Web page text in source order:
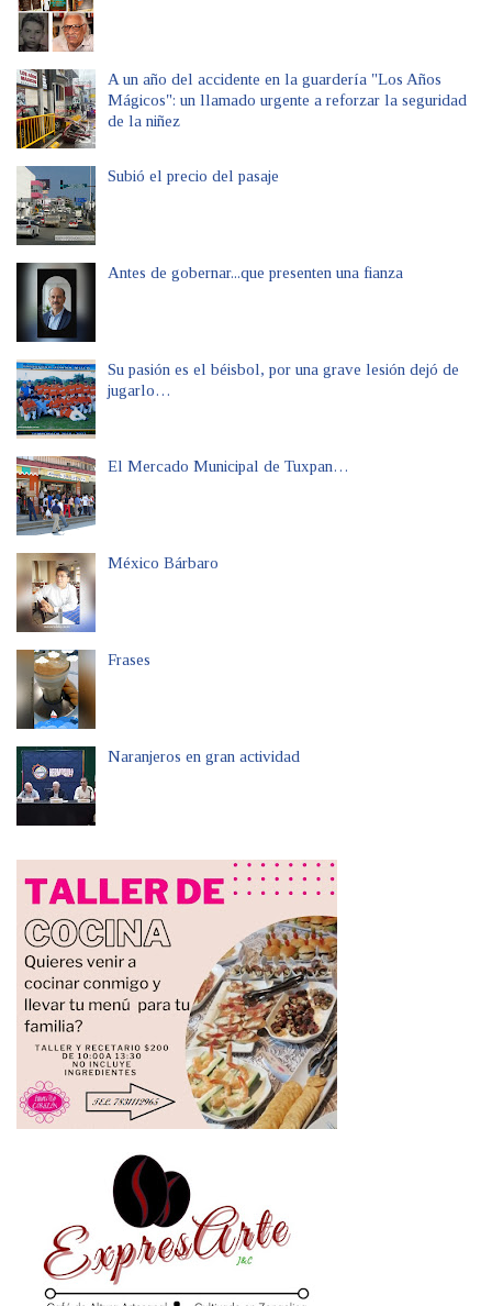
A un año del accidente en la guardería "Los Años
Mágicos": un llamado urgente a reforzar la seguridad
de la niñez
Subió el precio del pasaje
Antes de gobernar...que presenten una fianza
Su pasión es el béisbol, por una grave lesión dejó de
jugarlo…
El Mercado Municipal de Tuxpan…
México Bárbaro
Frases
Naranjeros en gran actividad